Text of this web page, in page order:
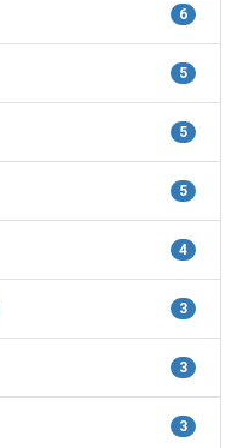
6
5
5
5
4
3
3
3